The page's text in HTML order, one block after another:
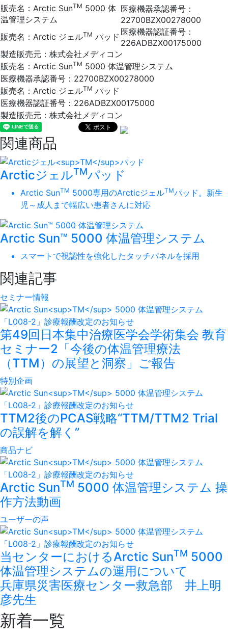
販売名：Arctic SunTM 5000 体
温管理システム
医療機器承認番号：
22700BZX00278000
販売名：Arctic ジェルTM パッド 医療機器認証番号：
226ADBZX00175000
製造販売元：株式会社メディコン
販売名：Arctic SunTM 5000 体温管理システム
医療機器承認番号：22700BZX00278000
販売名：Arctic ジェルTM パッド
医療機器認証番号：226ADBZX00175000
製造販売元：株式会社メディコン
関連商品
ArcticジェルTMパッド
Arctic SunTM 5000専用のArcticジェルTMパッド。新生
児～成人まで幅広い患者さんに対応
Arctic Sun™ 5000 体温管理システム
スマートで視認性を強化したタッチパネルを採用
関連記事
セミナー情報
第49回日本集中治療医学会学術集会 教育
セミナー2「今後の体温管理療法
（TTM）の展望と洞察」ご報告
特別企画
TTM2後のPCAS戦略“TTM/TTM2 Trial
の誤解を解く”
商品ナビ
Arctic SunTM 5000 体温管理システム 操
作方法動画
ユーザーの声
当センターにおけるArctic SunTM 5000
体温管理システムの運用について
兵庫県災害医療センター救急部 井上明
彦先生
新着一覧